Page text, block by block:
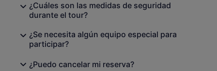
¿Cuáles son las medidas de seguridad
durante el tour?
¿Se necesita algún equipo especial para
participar?
¿Puedo cancelar mi reserva?